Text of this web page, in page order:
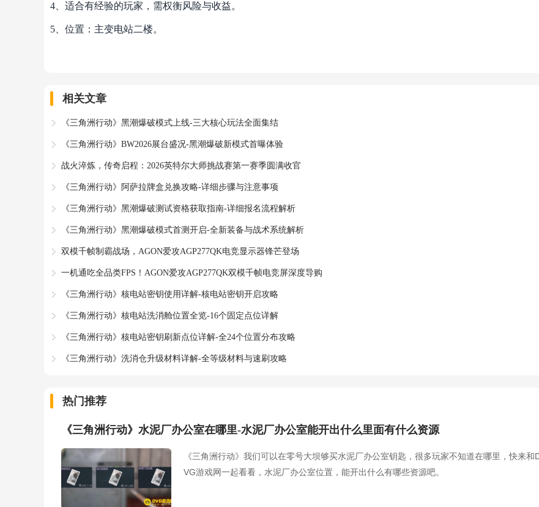
4、适合有经验的玩家，需权衡风险与收益。
5、位置：主变电站二楼。
相关文章
《三角洲行动》黑潮爆破模式上线-三大核心玩法全面集结
《三角洲行动》BW2026展台盛况-黑潮爆破新模式首曝体验
战火淬炼，传奇启程：2026英特尔大师挑战赛第一赛季圆满收官
《三角洲行动》阿萨拉牌盒兑换攻略-详细步骤与注意事项
《三角洲行动》黑潮爆破测试资格获取指南-详细报名流程解析
《三角洲行动》黑潮爆破模式首测开启-全新装备与战术系统解析
双模千帧制霸战场，AGON爱攻AGP277QK电竞显示器锋芒登场
一机通吃全品类FPS！AGON爱攻AGP277QK双模千帧电竞屏深度导购
《三角洲行动》核电站密钥使用详解-核电站密钥开启攻略
《三角洲行动》核电站洗消舱位置全览-16个固定点位详解
《三角洲行动》核电站密钥刷新点位详解-全24个位置分布攻略
《三角洲行动》洗消仓升级材料详解-全等级材料与速刷攻略
热门推荐
《三角洲行动》水泥厂办公室在哪里-水泥厂办公室能开出什么里面有什么资源
《三角洲行动》我们可以在零号大坝够买水泥厂办公室钥匙，很多玩家不知道在哪里，快来和
VG游戏网一起看看，水泥厂办公室位置，能开出什么有哪些资源吧。